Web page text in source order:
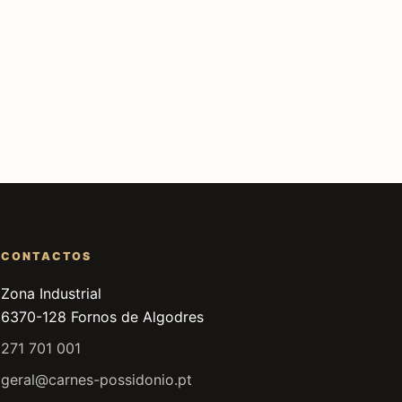
CONTACTOS
Zona Industrial
6370-128 Fornos de Algodres
271 701 001
geral@carnes-possidonio.pt